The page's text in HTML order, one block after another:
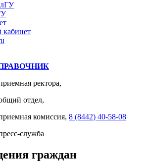
ректора,
отдел,
комиссия, 8 (8442) 40-58-08
служба
граждан